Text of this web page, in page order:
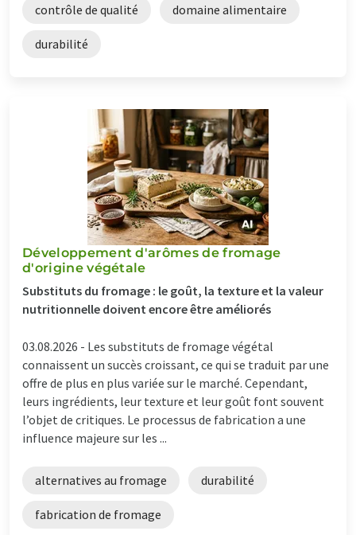
contrôle de qualité domaine alimentaire
durabilité
Développement d'arômes de fromage
d'origine végétale
Substituts du fromage : le goût, la texture et la valeur
nutritionnelle doivent encore être améliorés
03.08.2026 - Les substituts de fromage végétal
connaissent un succès croissant, ce qui se traduit par une
offre de plus en plus variée sur le marché. Cependant,
leurs ingrédients, leur texture et leur goût font souvent
l’objet de critiques. Le processus de fabrication a une
influence majeure sur les ...
alternatives au fromage durabilité
fabrication de fromage